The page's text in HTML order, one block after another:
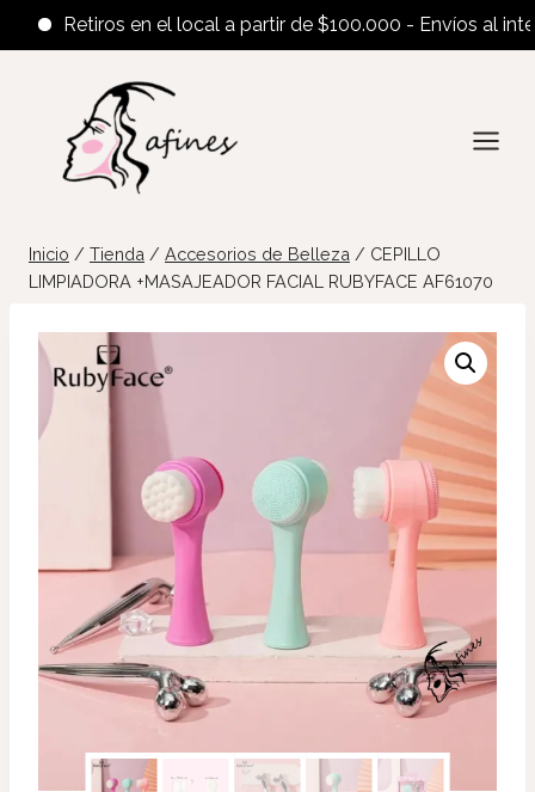
Retiros en el local a partir de $100.000 - Envíos al
contenido
Inicio / Tienda / Accesorios de Belleza / CEPILLO
LIMPIADORA +MASAJEADOR FACIAL RUBYFACE AF61070